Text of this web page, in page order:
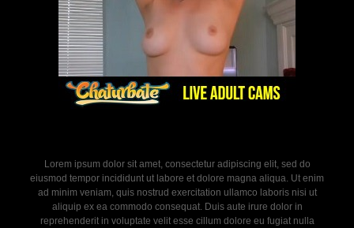
Lorem ipsum dolor sit amet, consectetur adipiscing elit, sed do
eiusmod tempor incididunt ut labore et dolore magna aliqua. Ut enim
ad minim veniam, quis nostrud exercitation ullamco laboris nisi ut
aliquip ex ea commodo consequat. Duis aute irure dolor in
reprehenderit in voluptate velit esse cillum dolore eu fugiat nulla